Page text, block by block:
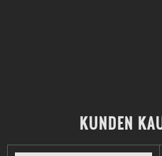
KUNDEN